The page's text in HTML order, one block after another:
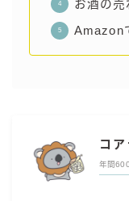
お酒の
Amazon
コ
年間